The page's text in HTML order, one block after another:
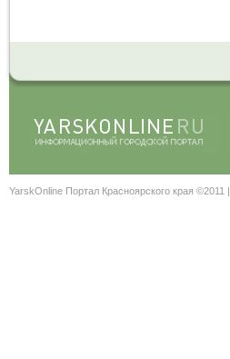
YarskOnline Портал Красноярского края ©2011 |